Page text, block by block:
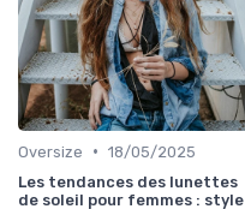
Oversize • 18/05/2025
Les tendances des lunettes
de soleil pour femmes : style